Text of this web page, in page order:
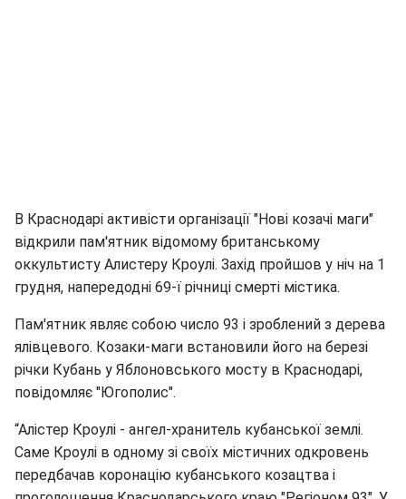
В Краснодарі активісти організації "Нові козачі маги"
відкрили пам'ятник відомому британському
оккультисту Алистеру Кроулі. Захід пройшов у ніч на 1
грудня, напередодні 69-ї річниці смерті містика.
Пам'ятник являє собою число 93 і зроблений з дерева
ялівцевого. Козаки-маги встановили його на березі
річки Кубань у Яблоновського мосту в Краснодарі,
повідомляє "Югополис".
“Алістер Кроулі - ангел-хранитель кубанської землі.
Саме Кроулі в одному зі своїх містичних одкровень
передбачав коронацію кубанського козацтва і